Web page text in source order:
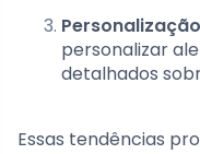
personalizar
detalhados
Essas tendências